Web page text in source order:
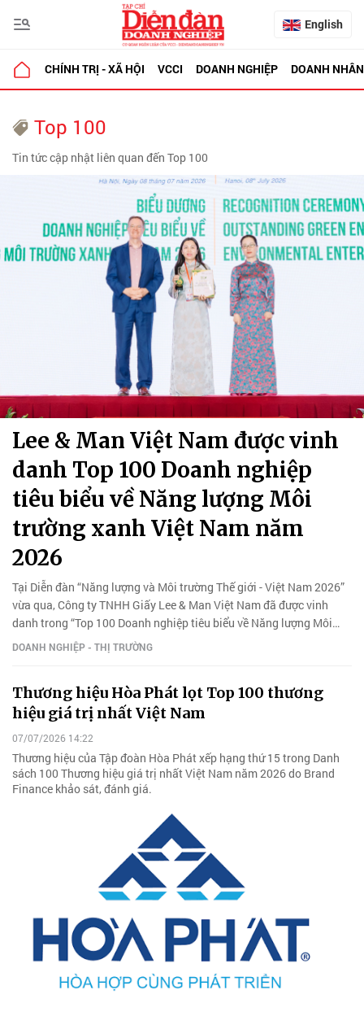
English
CHÍNH TRỊ - XÃ HỘI VCCI DOANH NGHIỆP DOANH NHÂN
Top 100
Tin tức cập nhật liên quan đến Top 100
Lee & Man Việt Nam được vinh
danh Top 100 Doanh nghiệp
tiêu biểu về Năng lượng Môi
trường xanh Việt Nam năm
2026
Tại Diễn đàn “Năng lượng và Môi trường Thế giới - Việt Nam 2026”
vừa qua, Công ty TNHH Giấy Lee & Man Việt Nam đã được vinh
danh trong “Top 100 Doanh nghiệp tiêu biểu về Năng lượng Môi
trường xanh Việt Nam năm 2026”.
DOANH NGHIỆP - THỊ TRƯỜNG
Thương hiệu Hòa Phát lọt Top 100 thương
hiệu giá trị nhất Việt Nam
07/07/2026 14:22
Thương hiệu của Tập đoàn Hòa Phát xếp hạng thứ 15 trong Danh
sách 100 Thương hiệu giá trị nhất Việt Nam năm 2026 do Brand
Finance khảo sát, đánh giá.